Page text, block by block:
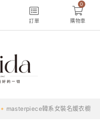
訂單
0
購物車
🔸masterpiece韓系女裝名媛衣櫥